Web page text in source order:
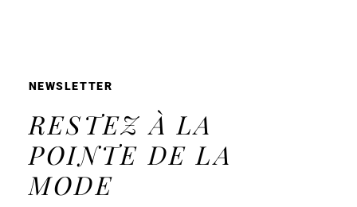
NEWSLETTER
RESTEZ À LA
POINTE DE LA
MODE